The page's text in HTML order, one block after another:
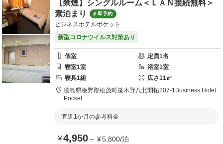
【禁煙】シングルルーム＜ＬＡＮ接続無料＞
素泊まり
即予約
ビジネスホテルポケット
新型コロナウイルス対策あり
個室 定員1名
寝室1室 浴室1室
寝具1組 広さ11㎡
徳島県板野郡松茂町笹木野八北開拓207-1 Business Hotel
Pocket
直近1か月の参考料金
¥4,950～ ¥5,800/泊